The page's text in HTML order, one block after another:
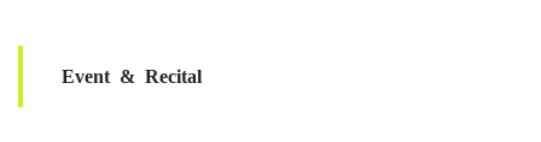
Event & Recital